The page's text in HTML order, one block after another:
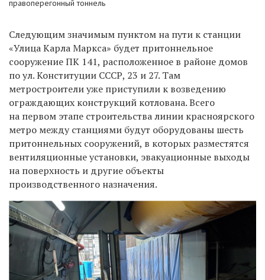
правоперегонный тоннель
Следующим значимым пунктом на пути к станции
«Улица Карла Маркса» будет притоннельное
сооружение ПК 141, расположенное в районе домов
по ул. Конституции СССР, 23 и 27. Там
метростроители уже приступили к возведению
ограждающих конструкций котлована. Всего
на первом этапе строительства линии красноярского
метро между станциями будут оборудованы шесть
притоннельных сооружений, в которых разместятся
вентиляционные установки, эвакуационные выходы
на поверхность и другие объекты
производственного назначения.